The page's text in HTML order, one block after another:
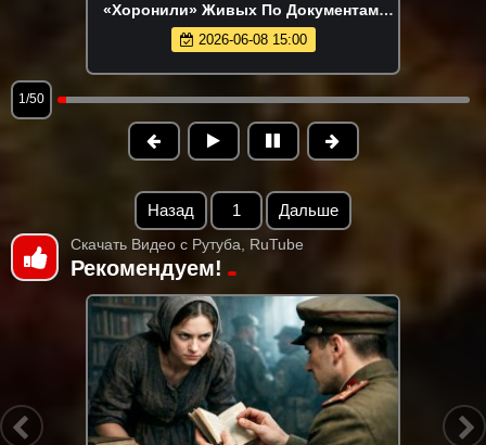
«Хоронили» Живых По Документам!
Мистика Чернобыльского Отдела
2026-06-08 15:00
1/50
Назад 1 Дальше
Скачать Видео с Рутуба, RuTube
Рекомендуем!